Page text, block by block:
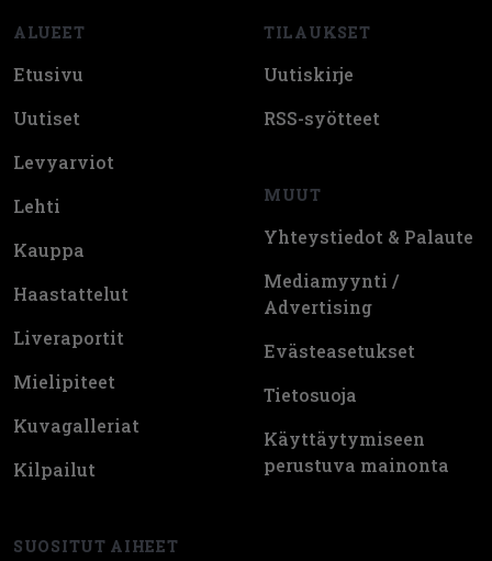
ALUEET
Etusivu
Uutiset
Levyarviot
Lehti
Kauppa
Haastattelut
Liveraportit
Mielipiteet
Kuvagalleriat
Kilpailut
SUOSITUT AIHEET
TILAUKSET
Uutiskirje
RSS-syötteet
MUUT
Yhteystiedot & Palaute
Mediamyynti /
Advertising
Evästeasetukset
Tietosuoja
Käyttäytymiseen
perustuva mainonta